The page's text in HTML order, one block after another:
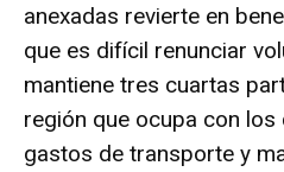
anexadas revierte en
que es difícil renunciar
mantiene tres cuartas
región que ocupa con
gastos de transporte y